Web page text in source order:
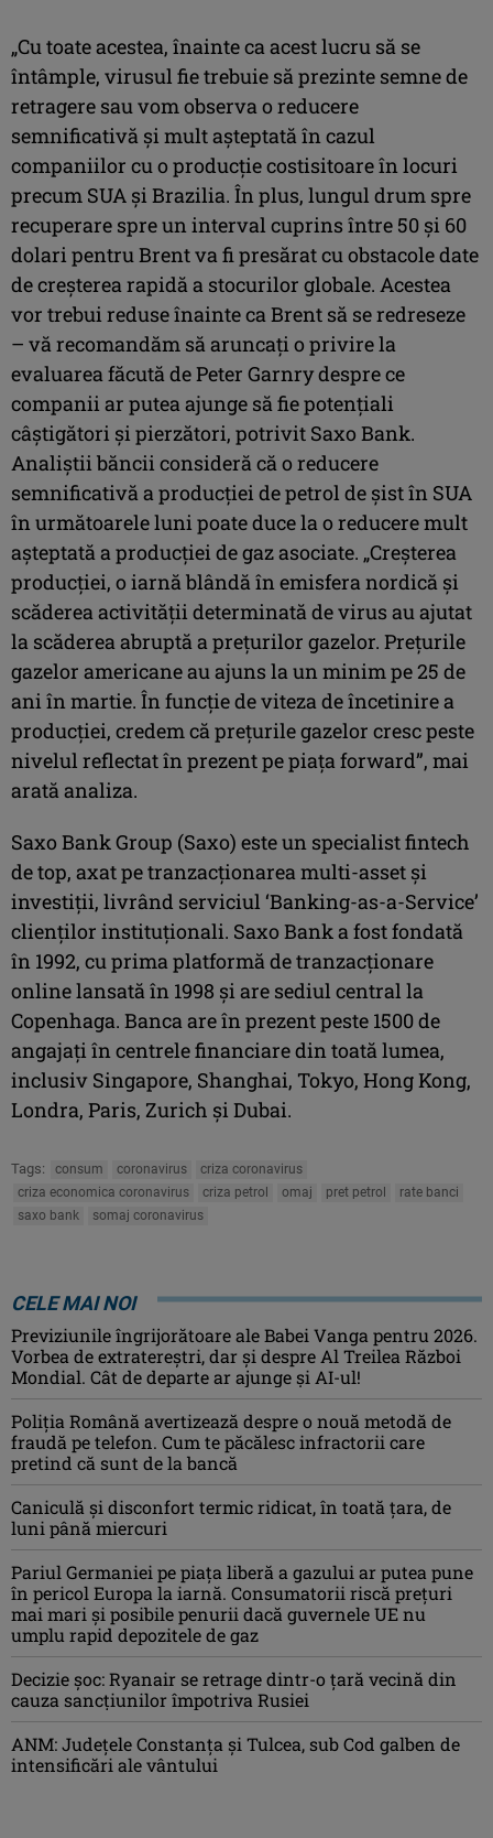
„Cu toate acestea, înainte ca acest lucru să se
întâmple, virusul fie trebuie să prezinte semne de
retragere sau vom observa o reducere
semnificativă şi mult aşteptată în cazul
companiilor cu o producţie costisitoare în locuri
precum SUA şi Brazilia. În plus, lungul drum spre
recuperare spre un interval cuprins între 50 şi 60
dolari pentru Brent va fi presărat cu obstacole date
de creşterea rapidă a stocurilor globale. Acestea
vor trebui reduse înainte ca Brent să se redreseze
– vă recomandăm să aruncaţi o privire la
evaluarea făcută de Peter Garnry despre ce
companii ar putea ajunge să fie potenţiali
câştigători şi pierzători, potrivit Saxo Bank.
Analiştii băncii consideră că o reducere
semnificativă a producţiei de petrol de şist în SUA
în următoarele luni poate duce la o reducere mult
aşteptată a producţiei de gaz asociate. „Creşterea
producţiei, o iarnă blândă în emisfera nordică şi
scăderea activităţii determinată de virus au ajutat
la scăderea abruptă a preţurilor gazelor. Preţurile
gazelor americane au ajuns la un minim pe 25 de
ani în martie. În funcţie de viteza de încetinire a
producţiei, credem că preţurile gazelor cresc peste
nivelul reflectat în prezent pe piaţa forward”, mai
arată analiza.
Saxo Bank Group (Saxo) este un specialist fintech
de top, axat pe tranzacţionarea multi-asset şi
investiţii, livrând serviciul ‘Banking-as-a-Service’
clienţilor instituţionali. Saxo Bank a fost fondată
în 1992, cu prima platformă de tranzacţionare
online lansată în 1998 şi are sediul central la
Copenhaga. Banca are în prezent peste 1500 de
angajaţi în centrele financiare din toată lumea,
inclusiv Singapore, Shanghai, Tokyo, Hong Kong,
Londra, Paris, Zurich şi Dubai.
Tags: consum coronavirus
criza coronavirus
criza economica coronavirus
criza petrol omaj pret petrol
rate banci
saxo bank
somaj coronavirus
CELE MAI NOI
Previziunile îngrijorătoare ale Babei Vanga pentru 2026.
Vorbea de extratereștri, dar și despre Al Treilea Război
Mondial. Cât de departe ar ajunge și AI-ul!
Poliția Română avertizează despre o nouă metodă de
fraudă pe telefon. Cum te păcălesc infractorii care
pretind că sunt de la bancă
Caniculă şi disconfort termic ridicat, în toată ţara, de
luni până miercuri
Pariul Germaniei pe piaţa liberă a gazului ar putea pune
în pericol Europa la iarnă. Consumatorii riscă preţuri
mai mari şi posibile penurii dacă guvernele UE nu
umplu rapid depozitele de gaz
Decizie șoc: Ryanair se retrage dintr-o țară vecină din
cauza sancțiunilor împotriva Rusiei
ANM: Judeţele Constanţa şi Tulcea, sub Cod galben de
intensificări ale vântului